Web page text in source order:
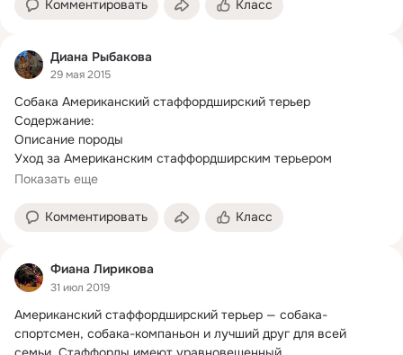
Комментировать Класс
Диана Рыбакова
29 мая 2015
Собака Американский стаффордширский терьер
Содержание:
Описание породы
Уход за Американским стаффордширским терьером
Чем кормить
Показать еще
Комментировать Класс
Фиана Лирикова
31 июл 2019
Американский стаффордширский терьер — собака-
спортсмен, собака-компаньон и лучший друг для всей